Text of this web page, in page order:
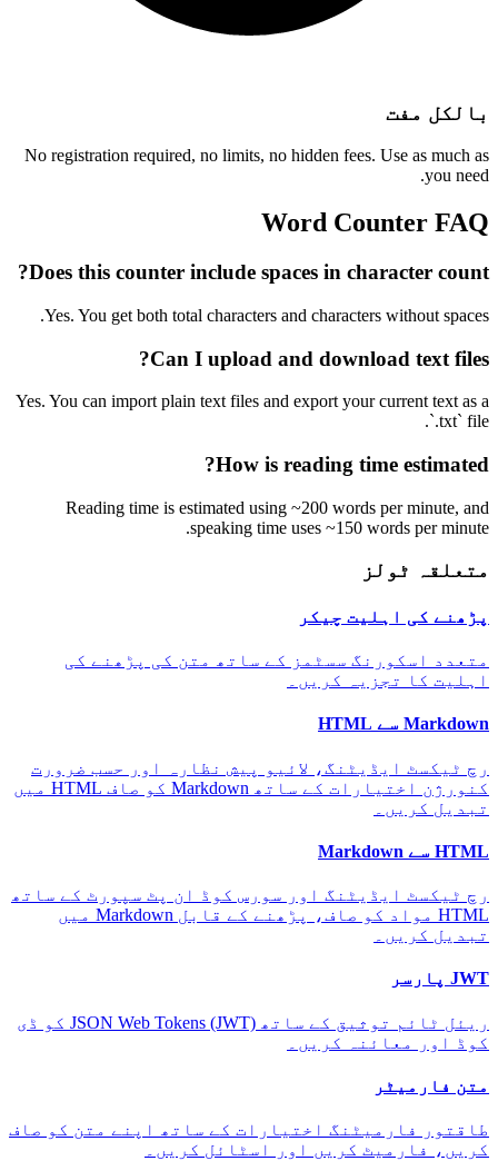
بالکل مفت
No registration required, no limits, no hidden fees. Use as much as
you need.
Word Counter FAQ
Does this counter include spaces in character count?
Yes. You get both total characters and characters without spaces.
Can I upload and download text files?
Yes. You can import plain text files and export your current text as a
`.txt` file.
How is reading time estimated?
Reading time is estimated using ~200 words per minute, and
speaking time uses ~150 words per minute.
متعلقہ ٹولز
پڑھنے کی اہلیت چیکر
متعدد اسکورنگ سسٹمز کے ساتھ متن کی پڑھنے کی
اہلیت کا تجزیہ کریں۔
Markdown سے HTML
رچ ٹیکسٹ ایڈیٹنگ، لائیو پیش نظارہ اور حسب ضرورت
کنورژن اختیارات کے ساتھ Markdown کو صاف HTML میں
تبدیل کریں۔
HTML سے Markdown
رچ ٹیکسٹ ایڈیٹنگ اور سورس کوڈ ان پٹ سپورٹ کے ساتھ
HTML مواد کو صاف، پڑھنے کے قابل Markdown میں
تبدیل کریں۔
JWT پارسر
ریئل ٹائم توثیق کے ساتھ JSON Web Tokens (JWT) کو ڈی
کوڈ اور معائنہ کریں۔
متن فارمیٹر
طاقتور فارمیٹنگ اختیارات کے ساتھ اپنے متن کو صاف
کریں، فارمیٹ کریں اور اسٹائل کریں۔